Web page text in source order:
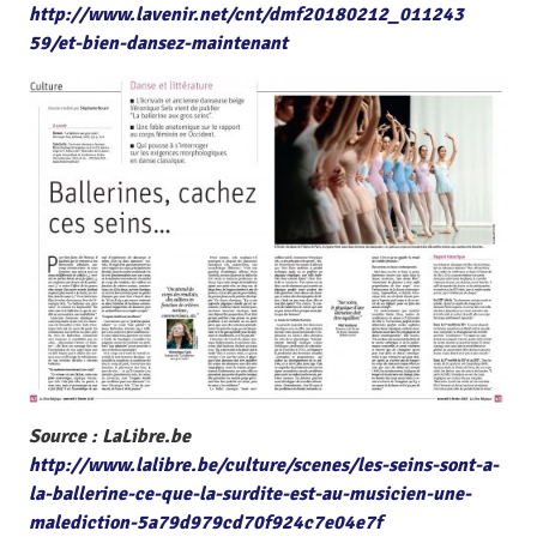
http://www.lavenir.net/cnt/dmf20180212_011243
59/et-bien-dansez-maintenant
Source : LaLibre.be
http://www.lalibre.be/culture/scenes/les-seins-sont-a-
la-ballerine-ce-que-la-surdite-est-au-musicien-une-
malediction-5a79d979cd70f924c7e04e7f